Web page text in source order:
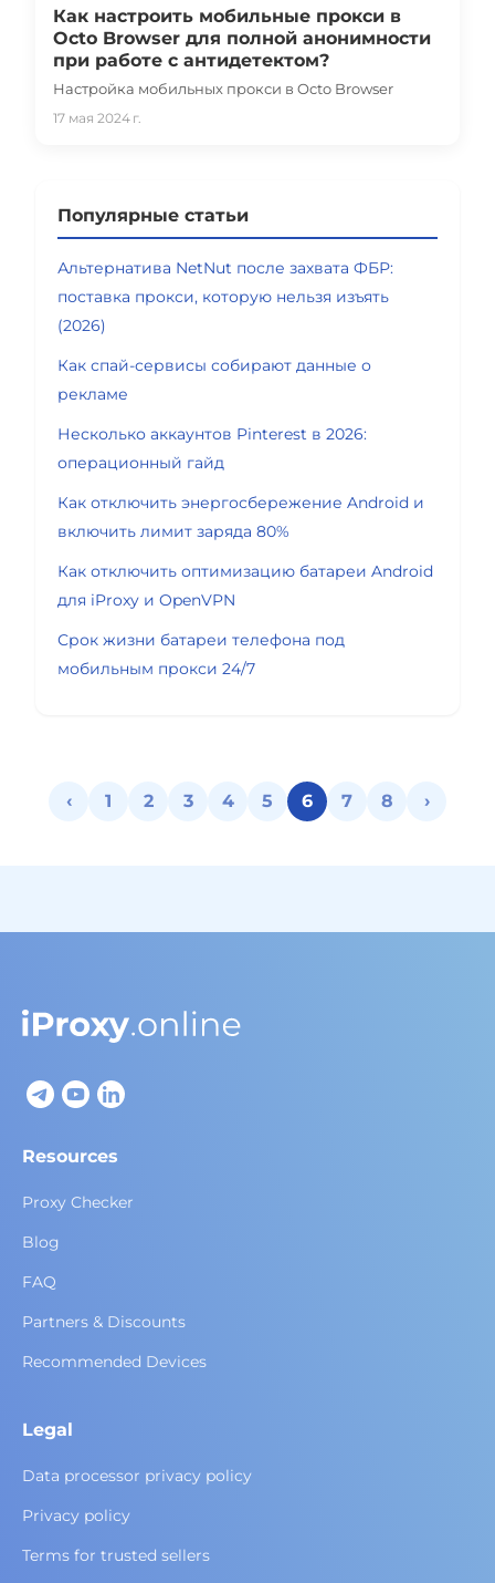
Популярные статьи
Альтернатива NetNut после захвата ФБР:
поставка прокси, которую нельзя изъять
(2026)
Как спай-сервисы собирают данные о
рекламе
Несколько аккаунтов Pinterest в 2026:
операционный гайд
Как отключить энергосбережение Android и
включить лимит заряда 80%
Как отключить оптимизацию батареи Android
для iProxy и OpenVPN
Срок жизни батареи телефона под
мобильным прокси 24/7
Как настроить мобильные прокси в
Octo Browser для полной анонимности
при работе с антидетектом?
Настройка мобильных прокси в Octo Browser
17 мая 2024 г.
‹ 1 2 3 4 5 6 7 8 ›
Resources
Proxy Checker
Blog
FAQ
Partners & Discounts
Recommended Devices
Legal
Data processor privacy policy
Privacy policy
Terms for trusted sellers